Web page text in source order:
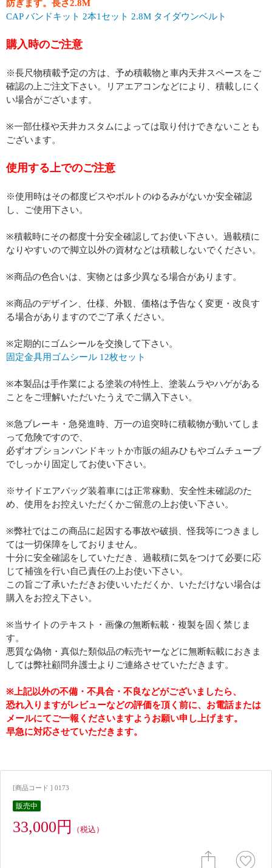
防ぎます。長さ2.8M
CAP バンドキット 2本1セット 2.8M タイダウンベルト
購入時のご注意
※長尺物積載予定の方は、予め積載物と車内天井スペースをご
確認の上ご注文下さい。リアエアコンなどにより、積載しにく
い場合がございます。
※一部仕様や天井カスタムによっては取り付けできないことも
ございます。
使用する上でのご注意
※使用時はその都度ビスやボルトのゆるみがないか安全確認
し、ご使用下さい。
※積載時にその都度十分安全確認してお使い下さい。過載積に
なりやすいので脚立以外の資材などは積載しないでください。
※商品の色合いは、実物とは多少異なる場合があります。
※商品のデザイン、仕様、外観、価格は予告なく変更・改良す
る場合がありますのでご了承ください。
※定期的にゴムシールを交換して下さい。
固定金具用ゴムシール 12枚セット
※本製品は手作業による塗装の特性上、塗装ムラやハゲがある
ことをご理解いただいたうえでご購入下さい。
※急ブレーキ・急発進時、万一の追突時に積載物が動いてしま
って危険ですので、
必ずオプションバンドキットか市販の組みひもやゴムチューブ
でしっかり固定してお使い下さい。
※サイドエアバッグ装着車には正常稼動、安全性未確認のた
め、使用をお控えいただくかご留意の上お使い下さい。
※弊社ではこの商品に起因する事故や破損、怪我等につきまし
ては一切保障をしておりません。
十分に安全確認をしていただき、過載積に気をつけて必要に応
じて補強を行い自己責任の上お使い下さい。
この旨ご了承いただきお使いいただくか、いただけない場合は
購入をお控え下さい。
※当サイトのテキスト・画像の無断転載・複製を固く禁じま
す。
悪質な偽物・真似た類似品の転売ヤーなどに無断転載におきま
しては弊社顧問弁護士よりご連絡させていただきます。
※上記以外の不備・不具合・不良などがございましたら、
恐れ入りますがレビューなどの評価を頂く前に、お電話または
メールにてご一報くださいますようお願い申し上げます。
早急に対応させていただきます。
[商品コード ] 0173
販売中
33,000円 （税込）